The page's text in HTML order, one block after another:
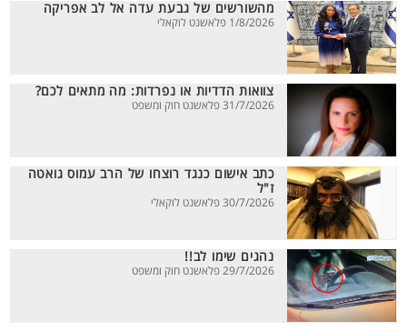
מהשורשים של גבעת עדה אל לב אפריקה
1/8/2026 פלאשנט לוקאלי
צוואות הדדיות או נפרדות: מה מתאים לכם?
31/7/2026 פלאשנט חוק ומשפט
כתב אישום כנגד רוצחו של הרב עמוס גואטה
ז"ל
30/7/2026 פלאשנט לוקאלי
נהגים שימו לב!!
29/7/2026 פלאשנט חוק ומשפט